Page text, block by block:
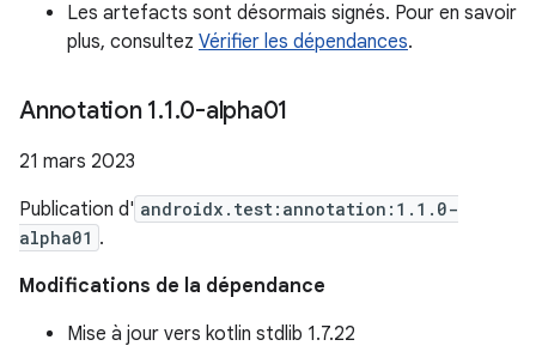
Les artefacts sont désormais signés. Pour en savoir
plus, consultez Vérifier les dépendances.
Annotation 1.1.0-alpha01
21 mars 2023
Publication d' androidx.test:annotation:1.1.0-
alpha01 .
Modifications de la dépendance
Mise à jour vers kotlin stdlib 1.7.22